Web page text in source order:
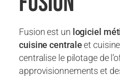
Fusion est un logiciel
cuisine centraleet
centralise le pilotage de
approvisionnements et